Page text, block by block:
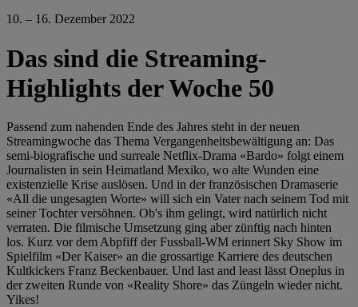
10. – 16. Dezember 2022
Das sind die Streaming-
Highlights der Woche 50
Passend zum nahenden Ende des Jahres steht in der neuen
Streamingwoche das Thema Vergangenheitsbewältigung an: Das
semi-biografische und surreale Netflix-Drama «Bardo» folgt einem
Journalisten in sein Heimatland Mexiko, wo alte Wunden eine
existenzielle Krise auslösen. Und in der französischen Dramaserie
«All die ungesagten Worte» will sich ein Vater nach seinem Tod mit
seiner Tochter versöhnen. Ob's ihm gelingt, wird natürlich nicht
verraten. Die filmische Umsetzung ging aber zünftig nach hinten
los. Kurz vor dem Abpfiff der Fussball-WM erinnert Sky Show im
Spielfilm «Der Kaiser» an die grossartige Karriere des deutschen
Kultkickers Franz Beckenbauer. Und last and least lässt Oneplus in
der zweiten Runde von «Reality Shore» das Züngeln wieder nicht.
Yikes!